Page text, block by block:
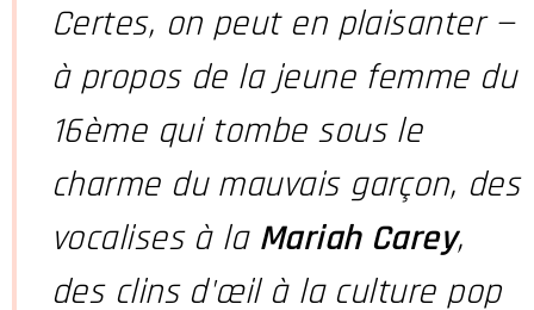
Certes, on peut en plaisanter —
à propos de la jeune femme du
16ème qui tombe sous le
charme du mauvais garçon, des
vocalises à la Mariah Carey,
des clins d'œil à la culture pop